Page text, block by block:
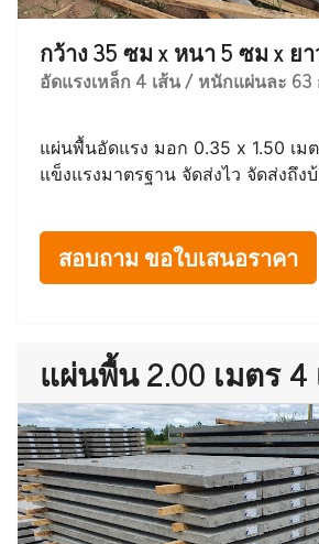
กว้าง 35 ซม x หนา 5 ซม x ย
อัดแรงเหล็ก 4 เส้น / หนักแผ่นละ 63
แผ่นพื้นอัดแรง มอก 0.35 x 1.50 เม
แข็งแรงมาตรฐาน จัดส่งไว จัดส่งถึง
สอบถาม ขอใบเสนอราคา
แผ่นพื้น 2.00 เมตร 4